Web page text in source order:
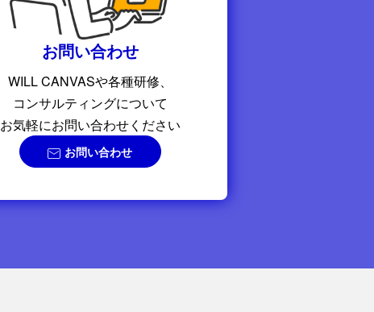
お問い合わせ
WILL CANVASや各種研修、
コンサルティングについて
お気軽にお問い合わせください
お問い合わせ